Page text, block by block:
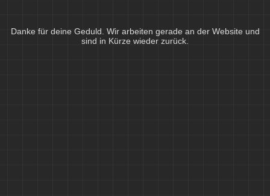
Danke für deine Geduld. Wir arbeiten gerade an der Website und
sind in Kürze wieder zurück.